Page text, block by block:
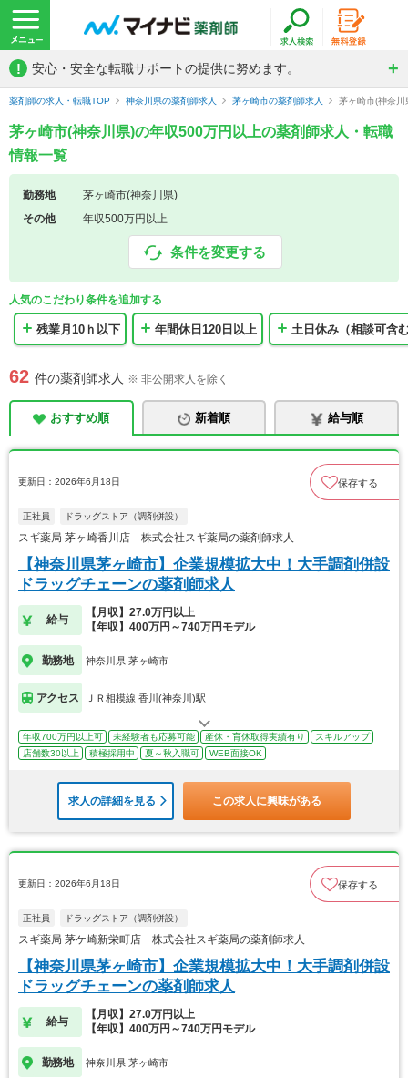
! 安心・安全な転職サポートの提供に努めます。
薬剤師の求人・転職TOP 神奈川県の薬剤師求人 茅ヶ崎市の薬剤師求人 茅ヶ崎市(神奈
茅ヶ崎市(神奈川県)の年収500万円以上の薬剤師求人・転職
情報一覧
勤務地
茅ヶ崎市(神奈川県)
その他
年収500万円以上
条件を変更する
人気のこだわり条件を追加する
残業月10ｈ以下 年間休日120日以上 土日休み（相談可含
62 件の薬剤師求人 ※ 非公開求人を除く
おすすめ順 新着順 給与順
更新日：2026年6月18日 保存する
正社員 ドラッグストア（調剤併設）
スギ薬局 茅ヶ崎香川店 株式会社スギ薬局の薬剤師求人
【神奈川県茅ヶ崎市】企業規模拡大中！大手調剤併設
ドラッグチェーンの薬剤師求人
給与
【月収】27.0万円以上
【年収】400万円～740万円モデル
勤務地 神奈川県 茅ヶ崎市
アクセス ＪＲ相模線 香川(神奈川)駅
年収700万円以上可 未経験者も応募可能 産休・育休取得実績有り
スキルアップ
店舗数30以上
積極採用中 夏～秋入職可 WEB面接OK
求人の詳細を見る この求人に興味がある
更新日：2026年6月18日 保存する
正社員 ドラッグストア（調剤併設）
スギ薬局 茅ケ崎新栄町店 株式会社スギ薬局の薬剤師求人
【神奈川県茅ヶ崎市】企業規模拡大中！大手調剤併設
ドラッグチェーンの薬剤師求人
給与
【月収】27.0万円以上
【年収】400万円～740万円モデル
勤務地 神奈川県 茅ヶ崎市